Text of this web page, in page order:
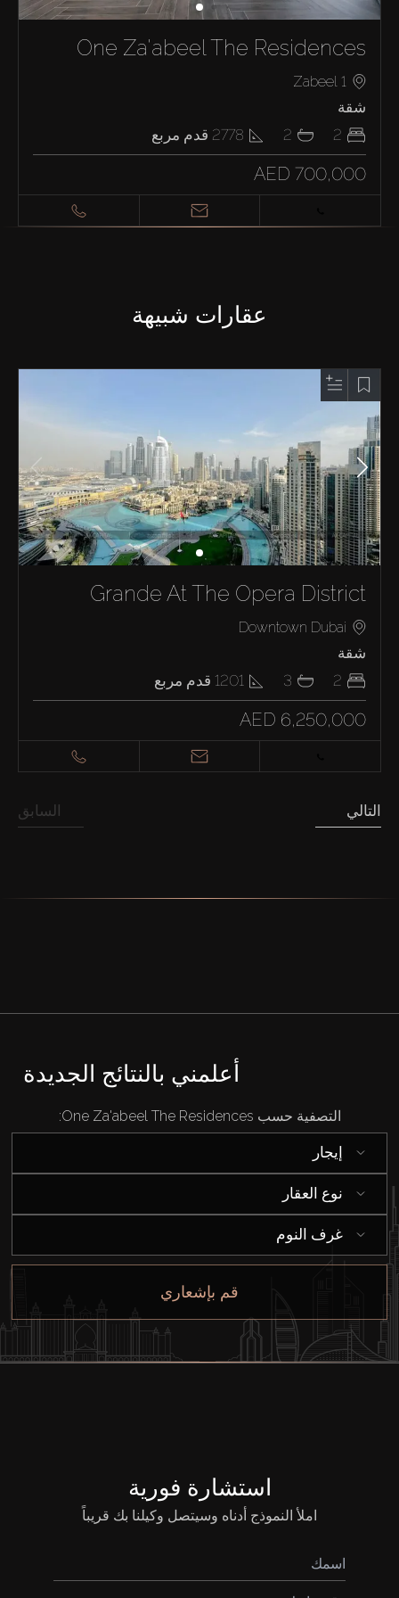
One Za'abeel The Residences
Zabeel 1
شقة
2
2
2778 قدم مربع
AED 700,000
عقارات شبيهة
Grande At The Opera District
Downtown Dubai
شقة
2
3
1201 قدم مربع
AED 6,250,000
السابق التالي
أعلمني بالنتائج الجديدة
التصفية حسب One Za'abeel The Residences:
إيجار
نوع العقار
غرف النوم
قم بإشعاري
استشارة فورية
املأ النموذج أدناه وسيتصل وكيلنا بك قريباً